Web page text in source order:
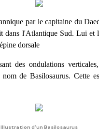
par le capitaine du
l'Atlantique Sud. Lui et
dorsale
des ondulations
de Basilosaurus. Cette
Illustration d'un Basilosaurus